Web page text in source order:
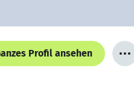
Profil ansehen